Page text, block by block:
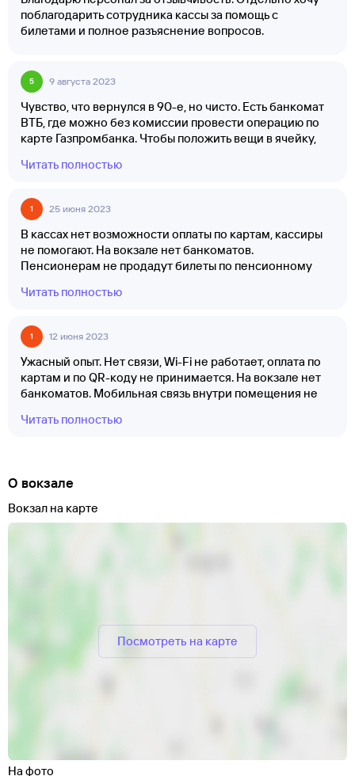
поблагодарить сотрудника кассы за помощь с
билетами и полное разъяснение вопросов.
5 9 августа 2023
Чувство, что вернулся в 90-е, но чисто. Есть банкомат
ВТБ, где можно без комиссии провести операцию по
карте Газпромбанка. Чтобы положить вещи в ячейку,
после этого всё проходит гладко. Если у вас кнопочный
есть магазин с разливным пивом, которое можно
попить на территории санатория им. Аксакова.
Поселок мне понравился: тихий, природа здесь
классная, белок тоже видели.
Читать полностью
1 25 июня 2023
В кассах нет возможности оплаты по картам, кассиры
не помогают. На вокзале нет банкоматов.
Пенсионерам не продадут билеты по пенсионному
самостоятельно.
Читать полностью
1 12 июня 2023
Ужасный опыт. Нет связи, Wi-Fi не работает, оплата по
картам и по QR-коду не принимается. На вокзале нет
банкоматов. Мобильная связь внутри помещения не
не очень надёжно закреплен. Сотрудники кассы
Читать полностью
О вокзале
Вокзал на карте
Посмотреть на карте
На фото